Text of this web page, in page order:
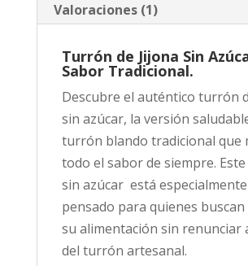
Valoraciones (1)
Turrón de Jijona Sin
Sabor Tradicional.
Descubre el auténtico turrón
sin azúcar, la versión
turrón blando tradicional que
todo el sabor de siempre.
sin azúcar está especialmente
pensado para quienes
su alimentación sin renunciar
del turrón artesanal.